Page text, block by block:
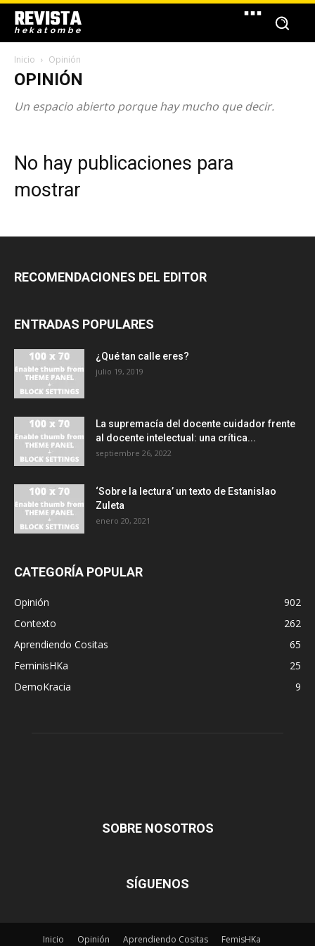
REVISTA
hekatombe
Inicio Opinión
OPINIÓN
Un espacio abierto porque hay mucho que decir.
No hay publicaciones para
mostrar
RECOMENDACIONES DEL EDITOR
ENTRADAS POPULARES
¿Qué tan calle eres?
julio 19, 2019
La supremacía del docente cuidador frente
al docente intelectual: una crítica...
septiembre 26, 2022
‘Sobre la lectura’ un texto de Estanislao
Zuleta
enero 20, 2021
CATEGORÍA POPULAR
Opinión
902
Contexto
262
Aprendiendo Cositas
65
FeminisHKa
25
DemoKracia
9
SOBRE NOSOTROS
SÍGUENOS
Inicio Opinión Aprendiendo Cositas FemisHKa